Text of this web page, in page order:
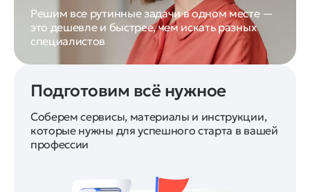
Решим все рутинные задачи в одном месте —
это дешевле и быстрее, чем искать разных
специалистов
Подготовим всё нужное
Соберем сервисы, материалы и инструкции,
которые нужны для успешного старта в вашей
профессии